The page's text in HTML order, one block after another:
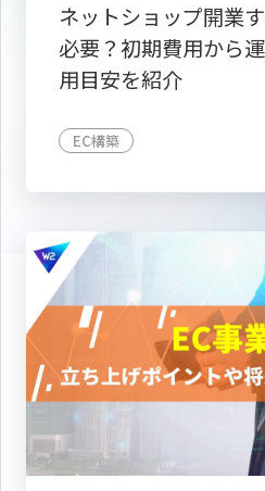
ネットショップ開業
必要？初期費用から
用目安を紹介
EC構築